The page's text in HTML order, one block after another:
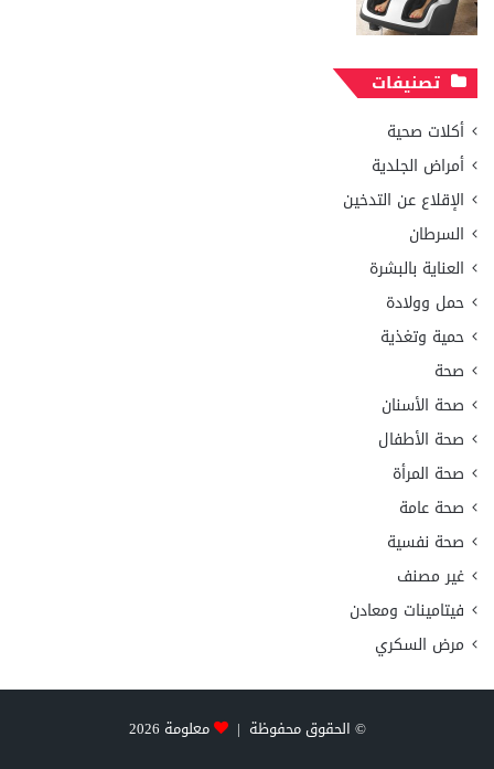
تصنيفات
أكلات صحية
أمراض الجلدية
الإقلاع عن التدخين
السرطان
العناية بالبشرة
حمل وولادة
حمية وتغذية
صحة
صحة الأسنان
صحة الأطفال
صحة المرأة
صحة عامة
صحة نفسية
غير مصنف
فيتامينات ومعادن
مرض السكري
© الحقوق محفوظة | معلومة